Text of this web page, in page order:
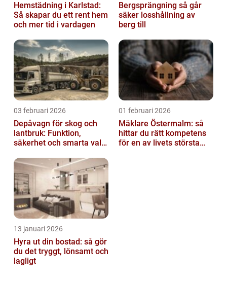
Hemstädning i Karlstad:
Så skapar du ett rent hem
och mer tid i vardagen
Bergsprängning så går
säker losshållning av
berg till
03 februari 2026
Depåvagn för skog och
lantbruk: Funktion,
säkerhet och smarta val
01 februari 2026
Mäklare Östermalm: så
hittar du rätt kompetens
för en av livets största
13 januari 2026
Hyra ut din bostad: så gör
du det tryggt, lönsamt och
lagligt